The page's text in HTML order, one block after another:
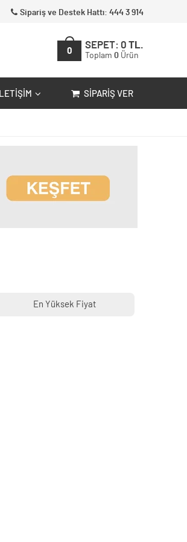
Sipariş ve Destek Hattı: 444 3 914
0
SEPET: 0 TL.
Toplam 0 Ürün
İLETIŞIM SIPARIŞ VER
En Yüksek Fiyat